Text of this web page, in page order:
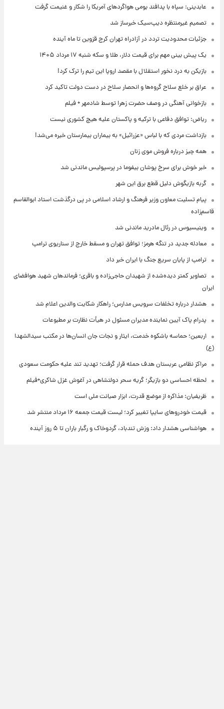
عابدینی: سپاه با پدافند بومی هواگردهای آمریکا را شکار و غنیمت گرفت
تصمیم غیرمنتظره دیپ‌سیک خبرساز شد
جزئیات محدودیت تردد در آزادراه تهران کرج قزوین تا ماه آینده
یک پیش ‌بینی مهم برای قیمت دلار، طلا و سکه شنبه ۱۷ مرداد ۱۴۰۵
بازیکن به درد نخور استقلال با مقصد اروپا این تیم را ترک کرد!
عراق بر خلع سلاح گروه‌ها و انحصار سلاح در دست دولت تاکید کرد
بازخوانی آهنگی در وصف حضرت زهرا توسط شادمهر + فیلم
ریاض: توافق دفاعی با ترکیه و پاکستان علیه هیچ کشوری نیست
بازداشت مردی که با لباس «عزرائیل» به بیماران بیمارستان خیره می‌شد!
همه چیز درباره فروش موی زنان
خبر خوش برای سرخ پوشان بیفوما در پرسپولیس ماندنی شد
گربه بازیگوش دلیل قطع برق این شهر
پیام تسلیت معاون وزیر فرهنگ و ارشاد اسلامی در پی درگذشت استاد ابوالقاسم
قاسم‌زاده
وینیسیوس در رئال مادرید ماندنی شد
معادله جدید در تنگه هرمز؛ توافق تهران و مسقط خارج از سناریوی ترامپ
ترامپ از پایان سریع جنگ با ایران خبر داد
تصاویر کمتر دیده‌شده از شهیدان حاجی‌زاده و باقری؛ فرماندهان شهید هوافضای
ایران
هشدار درباره تخلفات سرویس مدارس؛ راهکار شکایت والدین اعلام شد
پدرام پاک آیین نماینده مدیران مسئول در هیأت نظارت بر مطبوعات
اربعین؛ حماسه باشکوه خدمت، ایثار و نجات جان انسان‌ها در مکتب سیدالشهدا
(ع)
مراکز نظامی عربستان هدف حمله قرار گرفت؛ تهدید تند علیه حکومت سعودی
لحظه احساسی دو بازیگر؛ گریه سحر دولتشاهی در آغوش غزل شاکری+فیلم
ظریفیان: مذاکره از موضع قدرت، ابزار صیانت ملی است
قیمت خودروهای سایپا تغییر کرد؛ لیست قیمت جمعه ۱۶ مرداد منتشر شد
هواشناسی هشدار داد: وزش تندباد، گردوخاک و رگبار باران تا ۵ روز آینده